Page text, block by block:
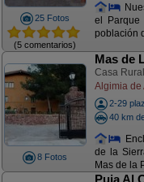
25 Fotos
(5 comentarios)
el Parque
población
8 Fotos
Mas de
Casa
Algimia de
2-29
40 km
de la
Mas de la
Puja Al